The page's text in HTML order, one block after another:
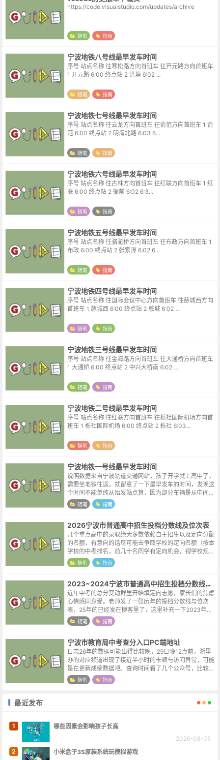
https://code.visualstudio.com/updates/archive
随笔 指南
宁波地铁八号线最早发车时间
序号 站点名称 往寒松路方向首班车 往开元路方向首班车
1 开元路 6:00 终点站 2 洪塘 6:02 ...
随笔 指南
宁波地铁七号线最早发车时间
序号 站点名称 往云龙方向首班车 往俞范方向首班车 1 俞
范 6:00 终点站 2 明海北路 6:03 6...
随笔 指南
宁波地铁六号线最早发车时间
序号 站点名称 往古林方向首班车 往红联方向首班车 1 红
联 6:00 终点站 2 衙前 6:02 6:3...
随笔 指南
宁波地铁五号线最早发车时间
序号 站点名称 往骆驼桥方向首班车 往布政方向首班车 1
布政 6:00 终点站 2 张家潭 6:02 6...
随笔 指南
宁波地铁四号线最早发车时间
序号 站点名称 往国际会议中心方向首班车 往慈城西方向
首班车 1 慈城西 6:00 终点站 2 慈城 6:02 ...
随笔 指南
宁波地铁三号线最早发车时间
序号 站点名称 往金海路方向首班车 往大通桥方向首班车
1 大通桥 6:00 终点站 2 中兴大桥南 6:02 ...
随笔 指南
宁波地铁二号线最早发车时间
序号 站点名称 往红联方向首班车 往栎社国际机场方向首
班车 1 栎社国际机场 6:00 终点站 2 栎社 6:03...
随笔 指南
宁波地铁一号线最早发车时间
说明数据来自宁波轨道交通网站，孩子开学就上高中了，
需要坐地铁往返，就留意了一下最早发车的时间，发现这
个时间不能单纯从始发站点算，因为部分车辆是从中间站
点始发的，比如表格中的往霞浦方向首班车，这一方向在
中间站点东环南路也有一趟车首发，所...
随笔 指南
2026宁波市普通高中招生投档分数线及位次表
几个重点高中的录取绝大多数依赖自主招生以及定向分配
的名额，有意向的话尽可能去争取学校的定向名额（按本
学校的中考排名，前几十名同学有定向机会，视学校规模
不同名额会有较大出入）。孩子能进好的学校，那自然得
之我幸，但孩子努力了却没有考到满意...
随笔 指南
2023~2024宁波市普通高中招生投档分数线及位次表
近年中考的总分变动群里开始填定向志愿，家长们的焦虑
心情感同身受。老师发了一张历年的投档分数线与位次
表，25年的已经发在博客里了，这里补充一下2023年与
2024年的。因为2026年宁波的中考总分为660，与前两
年相同，23年的数据其实...
随笔 指南
宁波市教育局中考查分入口PC端地址
日志26年的数据可能出得比较晚，29日晚12点前，浙里
办的对应频道出现了接近半小时的卡顿与访问异常，可能
是在更新成绩数据吧。查询时间看了几个公众号，比较统
一的说法是30日下午2点，希望查分网站到时候能坚挺一
点。查分方式浙里办APP -...
随笔 指南
最近发布
1
哪些因素会影响孩子长高
2026-08-05
2
小米盒子3S原装系统玩模拟游戏